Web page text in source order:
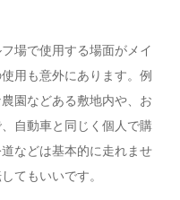
場で使用する場面がメイ
用も意外にあります。例
園などある敷地内や、お
自動車と同じく個人で購
などは基本的に走れませ
てもいいです。